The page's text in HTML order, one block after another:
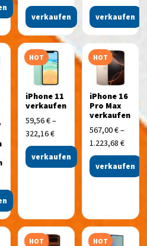
verkaufen verkaufen
HOT
iPhone 11
verkaufen
59,56€–
322,16€
verkaufen
HOT
iPhone 16
Pro Max
verkaufen
567,00€–
1.223,68€
verkaufen
HOT HOT